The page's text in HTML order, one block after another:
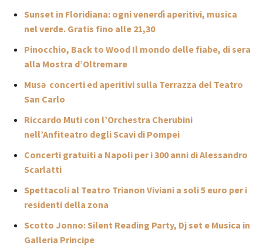
Sunset in Floridiana: ogni venerdì aperitivi, musica
nel verde. Gratis fino alle 21,30
Pinocchio, Back to Wood Il mondo delle fiabe, di sera
alla Mostra d’Oltremare
Musə concerti ed aperitivi sulla Terrazza del Teatro
San Carlo
Riccardo Muti con l’Orchestra Cherubini
nell’Anfiteatro degli Scavi di Pompei
Concerti gratuiti a Napoli per i 300 anni di Alessandro
Scarlatti
Spettacoli al Teatro Trianon Viviani a soli 5 euro per i
residenti della zona
Scotto Jonno: Silent Reading Party, Dj set e Musica in
Galleria Principe